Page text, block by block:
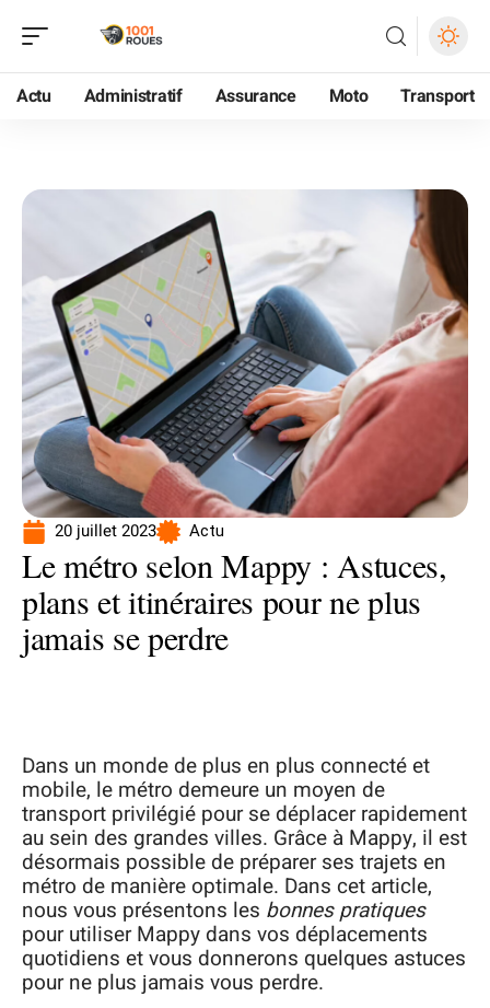
Actu Administratif Assurance Moto Transport
20 juillet 2023 Actu
Le métro selon Mappy : Astuces,
plans et itinéraires pour ne plus
jamais se perdre
Dans un monde de plus en plus connecté et
mobile, le métro demeure un moyen de
transport privilégié pour se déplacer rapidement
au sein des grandes villes. Grâce à Mappy, il est
désormais possible de préparer ses trajets en
métro de manière optimale. Dans cet article,
nous vous présentons les bonnes pratiques
pour utiliser Mappy dans vos déplacements
quotidiens et vous donnerons quelques astuces
pour ne plus jamais vous perdre.